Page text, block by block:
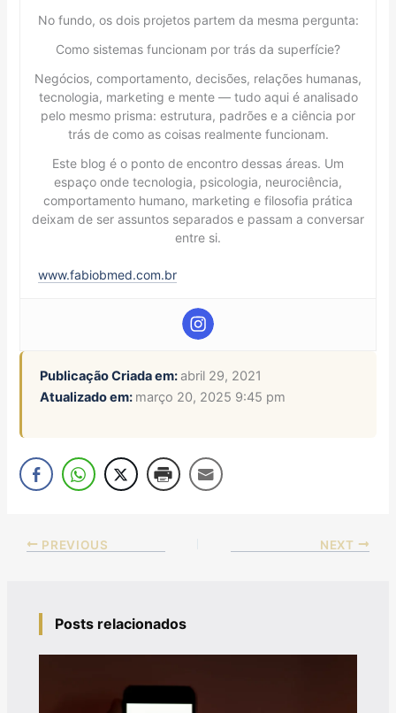
No fundo, os dois projetos partem da mesma pergunta:
Como sistemas funcionam por trás da superfície?
Negócios, comportamento, decisões, relações humanas,
tecnologia, marketing e mente — tudo aqui é analisado
pelo mesmo prisma: estrutura, padrões e a ciência por
trás de como as coisas realmente funcionam.
Este blog é o ponto de encontro dessas áreas. Um
espaço onde tecnologia, psicologia, neurociência,
comportamento humano, marketing e filosofia prática
deixam de ser assuntos separados e passam a conversar
entre si.
www.fabiobmed.com.br
Publicação Criada em:abril 29, 2021
Atualizado em: março 20, 2025 9:45 pm
PREVIOUS NEXT
Posts relacionados